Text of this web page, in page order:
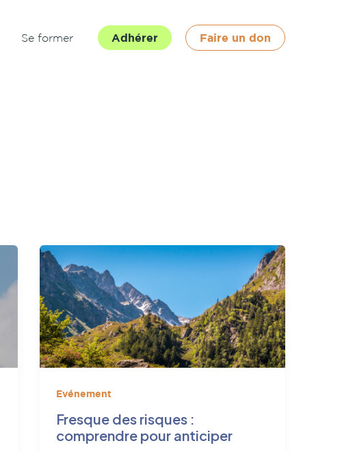
Se former Adhérer Faire un don
Evénement
Fresque des risques :
comprendre pour anticiper